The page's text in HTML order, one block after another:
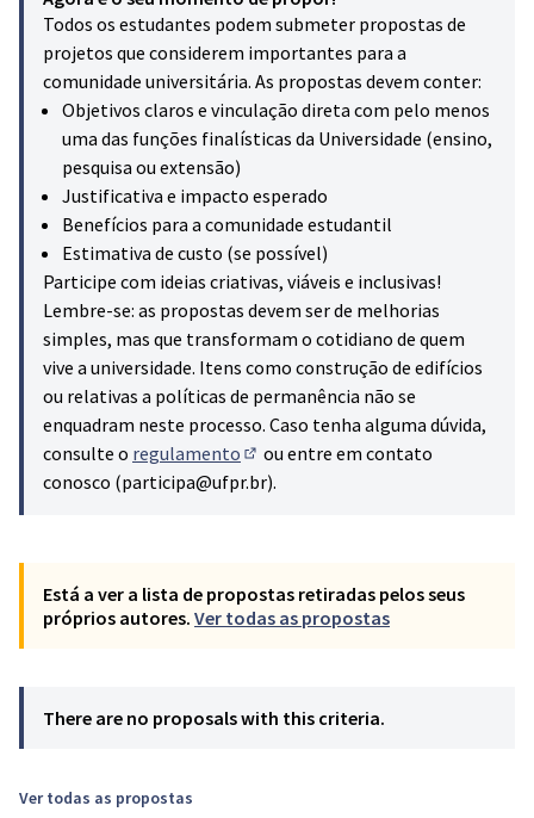
Todos os estudantes podem submeter propostas de
projetos que considerem importantes para a
comunidade universitária. As propostas devem conter:
Objetivos claros e vinculação direta com pelo menos
uma das funções finalísticas da Universidade (ensino,
pesquisa ou extensão)
Justificativa e impacto esperado
Benefícios para a comunidade estudantil
Estimativa de custo (se possível)
Participe com ideias criativas, viáveis e inclusivas!
Lembre-se: as propostas devem ser de melhorias
simples, mas que transformam o cotidiano de quem
vive a universidade. Itens como construção de edifícios
ou relativas a políticas de permanência não se
enquadram neste processo. Caso tenha alguma dúvida,
consulte o regulamento
(Hiperligação externa)
ou entre em contato
conosco (participa@ufpr.br).
Está a ver a lista de propostas retiradas pelos seus
próprios autores. Ver todas as propostas
There are no proposals with this criteria.
Ver todas as propostas